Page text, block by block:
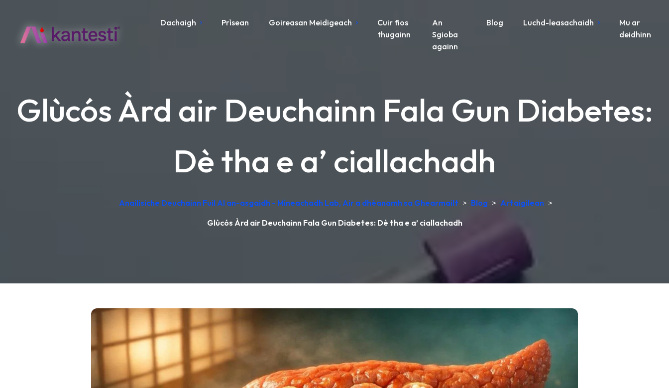
Dachaigh Prìsean Goireasan Meidigeach
Cuir fios
thugainn
An
Sgioba
againn
Blog Luchd-leasachaidh
Mu ar
deidhinn
Glùcós Àrd air Deuchainn Fala Gun Diabetes:
Dè tha e a’ ciallachadh
Anailisiche Deuchainn Fuil AI an-asgaidh - Mìneachadh Lab, Air a dhèanamh sa Ghearmailt > Blog > Artaigilean >
Glùcós Àrd air Deuchainn Fala Gun Diabetes: Dè tha e a’ ciallachadh